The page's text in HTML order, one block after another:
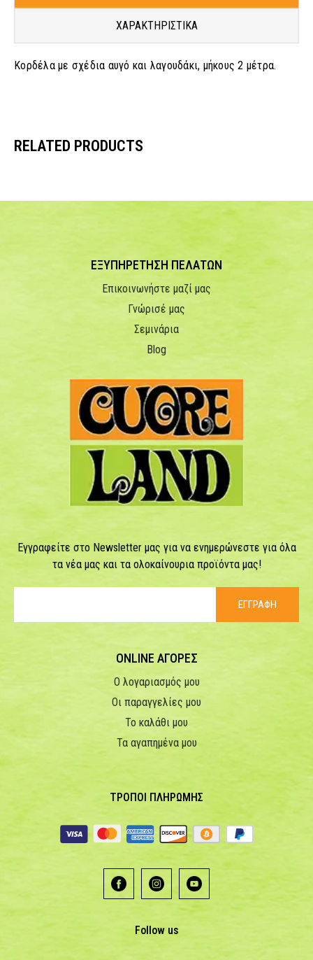
ΧΑΡΑΚΤΗΡΙΣΤΙΚΑ
Κορδέλα με σχέδια αυγό και λαγουδάκι, μήκους 2 μέτρα.
RELATED PRODUCTS
ΕΞΥΠΗΡΕΤΗΣΗ ΠΕΛΑΤΩΝ
Επικοινωνήστε μαζί μας
Γνώρισέ μας
Σεμινάρια
Blog
Εγγραφείτε στο Newsletter μας για να ενημερώνεστε για όλα
τα νέα μας και τα ολοκαίνουρια προϊόντα μας!
ΕΓΓΡΑΦΗ
ONLINE ΑΓΟΡΕΣ
Ο λογαριασμός μου
Οι παραγγελίες μου
Το καλάθι μου
Τα αγαπημένα μου
ΤΡΟΠΟΙ ΠΛΗΡΩΜΗΣ
Follow us